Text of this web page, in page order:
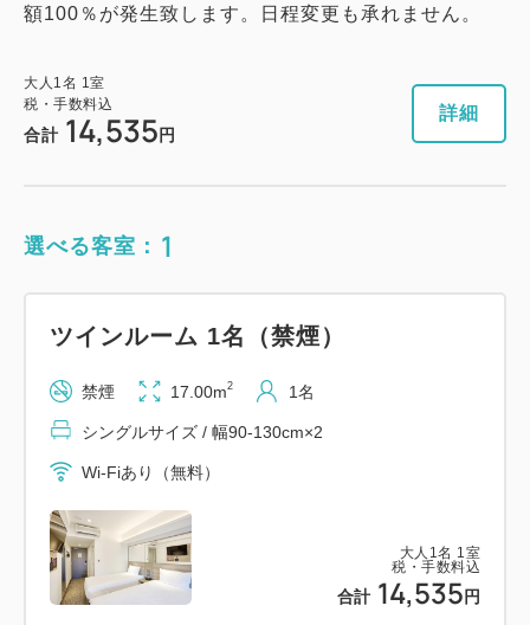
額100％が発生致します。日程変更も承れません。
大人 1 名 1 室
税・手数料込
合計 14,535 円
詳細
選べる客室： 1
大人 1 名 1 室
税・手数料込
合計 14,535 円
ツインルーム 1名（禁煙）
禁煙 17.00m2 1名
シングルサイズ / 幅90-130cm×2
Wi-Fiあり（無料）